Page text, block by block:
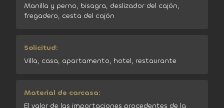
Manilla y perno, bisagra, deslizador del cajón,
fregadero, cesta del cajón
Solicitud:
Villa, casa, apartamento, hotel, restaurante
Material de carcasa:
El valor de las importaciones procedentes de la